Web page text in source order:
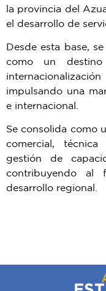
la provincia del
el desarrollo de
Desde esta base,
como un
impulsando una
e internacional.
Se consolida como
comercial,
gestión de
contribuyendo al
desarrollo regional.